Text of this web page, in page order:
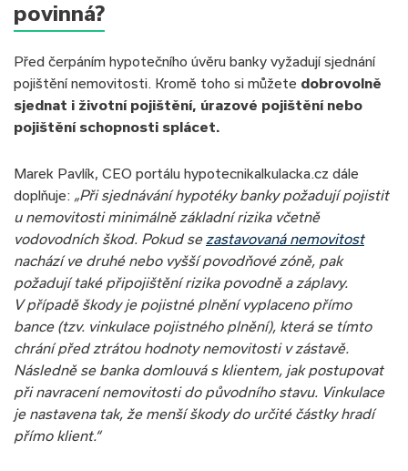
povinná?
Před čerpáním hypotečního úvěru banky vyžadují sjednání
pojištění nemovitosti. Kromě toho si můžete dobrovolně
sjednat i životní pojištění, úrazové pojištění nebo
pojištění schopnosti splácet.
Marek Pavlík, CEO portálu hypotecnikalkulacka.cz dále
doplňuje: „Při sjednávání hypotéky banky požadují pojistit
u nemovitosti minimálně základní rizika včetně
vodovodních škod. Pokud se zastavovaná nemovitost
nachází ve druhé nebo vyšší povodňové zóně, pak
požadují také připojištění rizika povodně a záplavy.
V případě škody je pojistné plnění vyplaceno přímo
bance (tzv. vinkulace pojistného plnění), která se tímto
chrání před ztrátou hodnoty nemovitosti v zástavě.
Následně se banka domlouvá s klientem, jak postupovat
při navracení nemovitosti do původního stavu. Vinkulace
je nastavena tak, že menší škody do určité částky hradí
přímo klient.“